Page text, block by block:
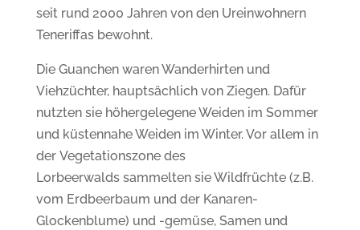
seit rund 2000 Jahren von den Ureinwohnern
Teneriffas bewohnt.
Die Guanchen waren Wanderhirten und
Viehzüchter, hauptsächlich von Ziegen. Dafür
nutzten sie höhergelegene Weiden im Sommer
und küstennahe Weiden im Winter. Vor allem in
der Vegetationszone des
Lorbeerwalds sammelten sie Wildfrüchte (z.B.
vom Erdbeerbaum und der Kanaren-
Glockenblume) und -gemüse, Samen und